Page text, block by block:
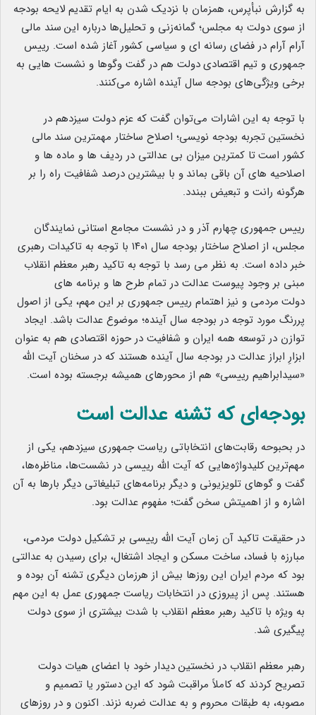
به گزارش نبأپرس، همزمان با نزدیک شدن به ایام تقدیم لایحه بودجه
از سوی دولت به مجلس؛ گمانه‌زنی و تحلیل‌ها درباره این سند مالی
آرام آرام در فضای رسانه ای و سیاسی کشور آغاز شده است. رییس
جمهوری و تیم اقتصادیدولت هم در گفت وگوها و نشست هایی به
برخی ویژگی‌های بودجه سال آینده اشاره می‌کنند.
با توجه به این اشارات می‌توان گفت که عزم دولت سیزدهم در
نخستین تجربه بودجه نویسی؛ اصلاح ساختار مهمترین سند مالی
کشور استتا کمترین میزان بی عدالتی در ردیف ها و ماده ها و
اصلاحیه های آن باقی بماند و با بیشترین درصد شفافیت راه را بر
هرگونه رانت و تبعیض ببندد.
رییس جمهوری چهارم آذر و در نشست مجامع استانی نمایندگان
مجلس، از اصلاح ساختار بودجه سال ۱۴۰۱ با توجه به تاکیدات رهبری
خبر داده است. به نظر می رسد با توجه به تاکید رهبر معظم انقلاب
مبنی بر وجود پیوست عدالت در تمام طرح ها و برنامه های
دولت مردمی و نیز اهتمام رییس جمهوری بر این مهم، یکی از اصول
پررنگ مورد توجه در بودجه سال آینده؛ موضوع عدالت باشد. ایجاد
توازن در توسعه همه ایران و شفافیت در حوزه اقتصادی هم به عنوان
ابزارِ ابراز عدالت در بودجه سال آینده هستند که در سخنان آیت الله
«سیدابراهیم رییسی» هم از محورهای همیشه برجسته بوده است.
بودجه‌ای که تشنه عدالت است
در بحبوحه رقابت‌های انتخاباتی ریاست جمهوری سیزدهم، یکی از
مهم‌ترین کلیدواژه‌هایی که آیت الله رییسی در نشست‌ها، مناظره‌ها،
گفت و گوهای تلویزیونی و دیگر برنامه‌های تبلیغاتی دیگر بارها به آن
اشاره و از اهمیتش سخن گفت؛ مفهوم عدالت بود.
در حقیقت تاکید آن زمان آیت الله رییسی بر تشکیل دولت مردمی،
مبارزه با فساد، ساخت مسکن و ایجاد اشتغال، برای رسیدن به عدالتی
بود که مردم ایران این روزها بیش از هرزمان دیگری تشنه آن بوده و
هستند. پس از پیروزی در انتخابات ریاست جمهوری عمل به این مهم
به ویژه با تاکید رهبر معظم انقلاب با شدت بیشتری از سوی دولت
پیگیری شد.
رهبر معظم انقلاب در نخستین دیدار خود با اعضای هیات دولت
تصریح کردند که کاملاً مراقبت شود که این دستور یا تصمیم و
مصوبه، به طبقات محروم و به عدالت ضربه نزند. اکنون و در روزهای